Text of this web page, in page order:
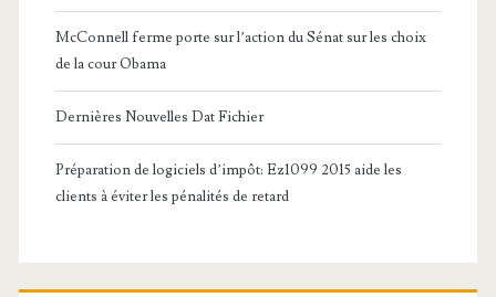
McConnell ferme porte sur l’action du Sénat sur les choix
de la cour Obama
Dernières Nouvelles Dat Fichier
Préparation de logiciels d’impôt: Ez1099 2015 aide les
clients à éviter les pénalités de retard